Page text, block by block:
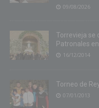
09/08/2026
Torrevieja se
Patronales
16/12/2014
Torneo de
07/01/2013